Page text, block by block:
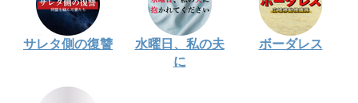
サレタ側の復讐
水曜日、私の夫
に
ボーダレス